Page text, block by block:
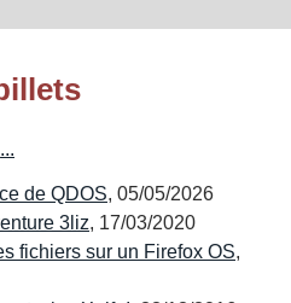
de QDOS, 05/05/2026
3liz, 17/03/2020
fichiers sur un Firefox OS,